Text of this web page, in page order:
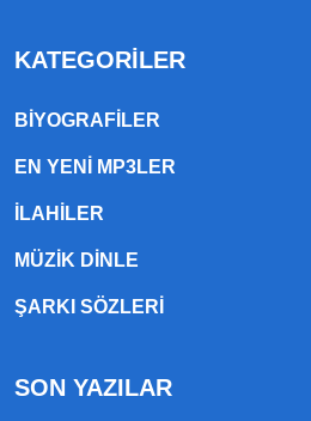
KATEGORILER
BIYOGRAFILER
EN YENI MP3LER
ILAHILER
MÜZIK DINLE
ŞARKI SÖZLERI
SON YAZILAR